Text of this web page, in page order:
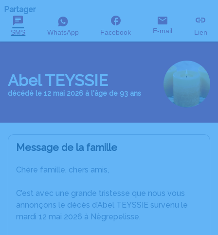
Partager
SMS WhatsApp Facebook E-mail Lien
Abel TEYSSIE
décédé le 12 mai 2026 à l'âge de 93 ans
Message de la famille
Chère famille, chers amis,
C’est avec une grande tristesse que nous vous
annonçons le décès d’Abel TEYSSIE survenu le
mardi 12 mai 2026 à Nègrepelisse.